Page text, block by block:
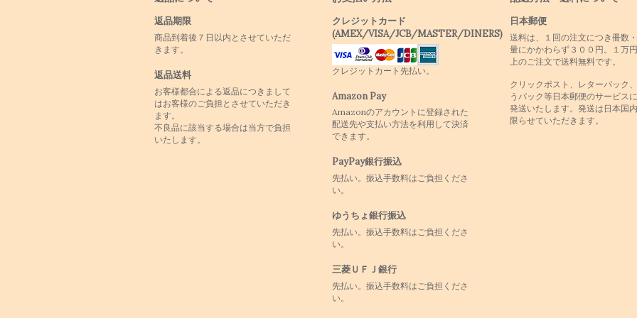
返品期限
商品到着後７日以内とさせていただ
きます。
返品送料
お客様都合による返品につきまして
はお客様のご負担とさせていただき
ます。
不良品に該当する場合は当方で負担
いたします。
クレジットカード
(AMEX/VISA/JCB/MASTER/DINERS)
クレジットカート先払い。
Amazon Pay
Amazonのアカウントに登録された
配送先や支払い方法を利用して決済
できます。
PayPay銀行振込
先払い。振込手数料はご負担くださ
い。
ゆうちょ銀行振込
先払い。振込手数料はご負担くださ
い。
三菱ＵＦＪ銀行
先払い。振込手数料はご負担くださ
い。
日本郵便
送料は、１回の注文につき冊数
量にかかわらず３００円。１万
上のご注文で送料無料です。
クリックポスト、レターパック
うパック等日本郵便のサービス
発送いたします。発送は日本国
限らせていただきます。